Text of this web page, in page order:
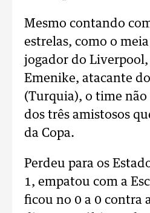
Mesmo contando
estrelas, como o
jogador do
Emenike, atacante
(Turquia), o time
dos três amistosos
da Copa.
Perdeu para os
1, empatou com a
ficou no 0 a 0 contra